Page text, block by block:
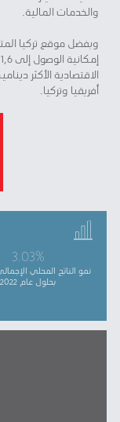
والخدمات المالية.
وبفضل موقع تركيا
الاقتصادية الأكثر
أفريقيا وتركيا.
3.03%
نمو الناتج المحلي
بحلول عام 2022